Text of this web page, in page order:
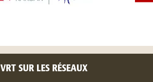
VRT SUR LES RÉSEAUX